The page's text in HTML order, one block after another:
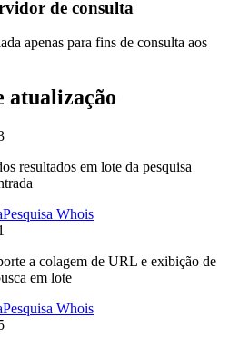
de consulta
apenas para fins de consulta aos
atualização
resultados em lote da pesquisa
Pesquisa Whois
a colagem de URL e exibição de
em lote
Pesquisa Whois